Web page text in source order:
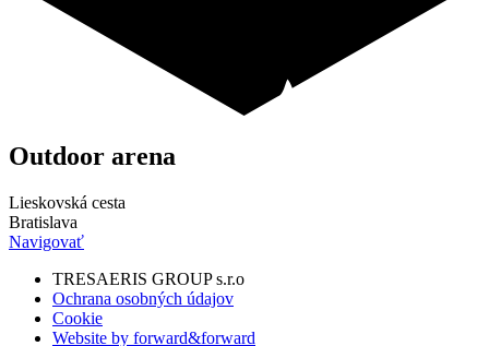
Outdoor arena
Lieskovská cesta
Bratislava
Navigovať
TRESAERIS GROUP s.r.o
Ochrana osobných údajov
Cookie
Website by forward&forward